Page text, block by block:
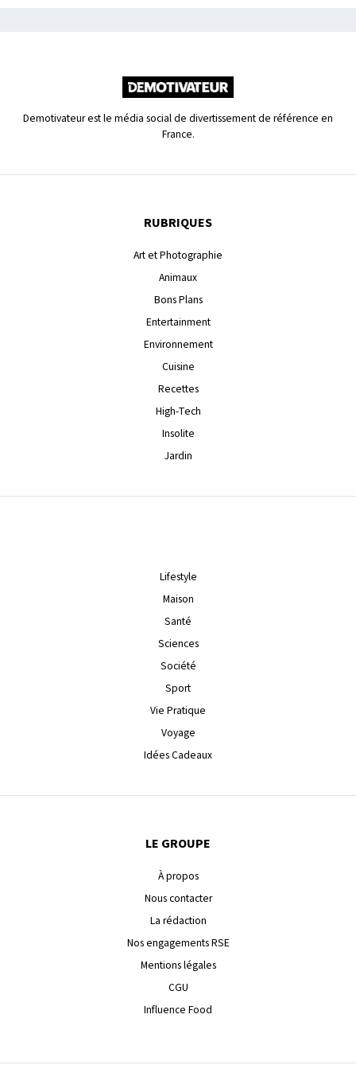
Demotivateur est le média social de divertissement de référence en
France.
RUBRIQUES
Art et Photographie
Animaux
Bons Plans
Entertainment
Environnement
Cuisine
Recettes
High-Tech
Insolite
Jardin
Lifestyle
Maison
Santé
Sciences
Société
Sport
Vie Pratique
Voyage
Idées Cadeaux
LE GROUPE
À propos
Nous contacter
La rédaction
Nos engagements RSE
Mentions légales
CGU
Influence Food